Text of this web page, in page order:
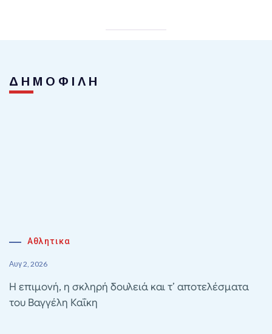
ΔΗΜΟΦΙΛΗ
Αθλητικα
Αυγ 2, 2026
Η επιμονή, η σκληρή δουλειά και τ’ αποτελέσματα
του Βαγγέλη Καΐκη